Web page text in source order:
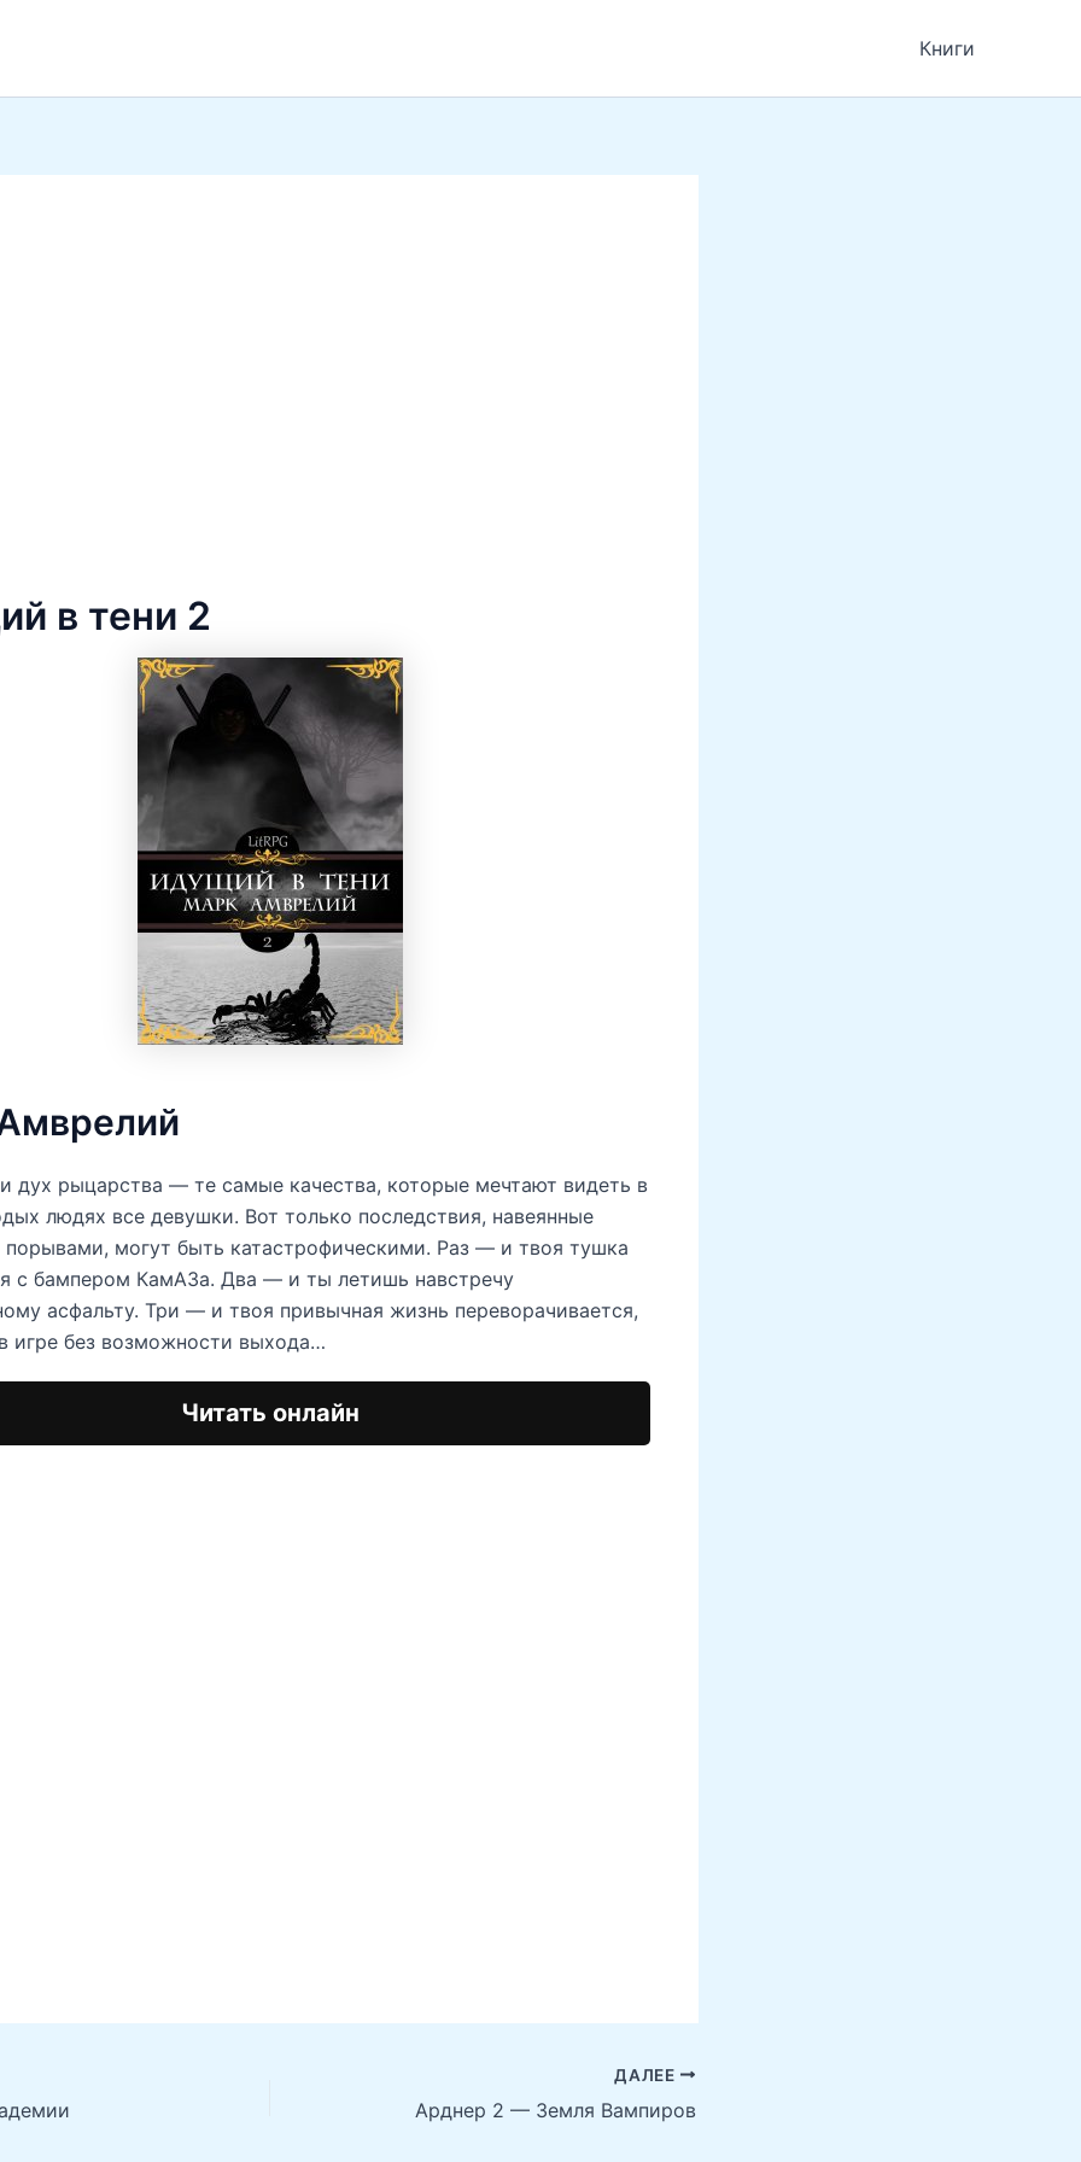
Книги
в тени 2
дух рыцарства — те самые качества, которые мечтают видеть в
людях все девушки. Вот только последствия, навеянные
могут быть катастрофическими. Раз — и твоя тушка
с бампером КамАЗа. Два — и ты летишь навстречу
асфальту. Три — и твоя привычная жизнь переворачивается,
игре без возможности выхода…
Читать онлайн
ДАЛЕЕ
Арднер 2 — Земля Вампиров